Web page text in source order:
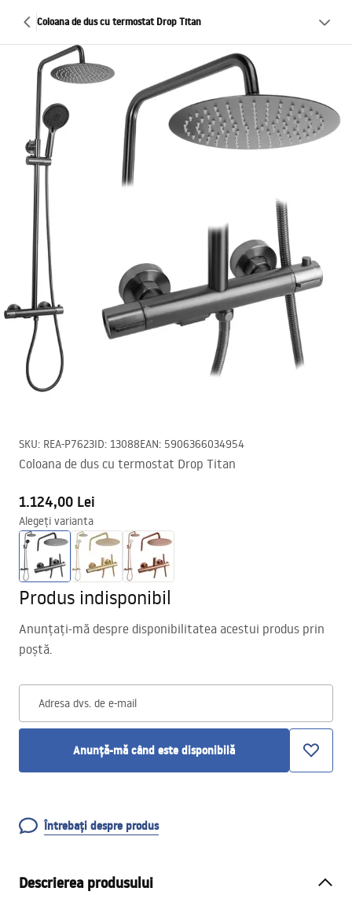
Coloana de dus cu termostat Drop Titan
SKU: REA-P7623ID: 13088EAN: 5906366034954
Coloana de dus cu termostat Drop Titan
1.124,00 Lei
Alegeți varianta
Produs indisponibil
Anunțați-mă despre disponibilitatea acestui produs prin
poștă.
Adresa dvs. de e-mail
Anunță-mă când este disponibilă
Întrebați despre produs
Descrierea produsului